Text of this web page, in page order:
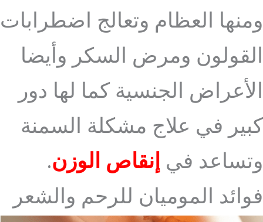
ومنها العظام وتعالج اضطرابات
القولون ومرض السكر وأيضا
الأعراض الجنسية كما لها دور
كبير في علاج مشكلة السمنة
وتساعد في إنقاص الوزن.
فوائد الموميان للرحم والشعر